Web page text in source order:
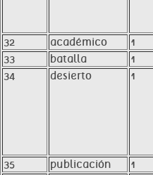
32 académico 1
33 batalla 1
34 desierto 1
35 publicación 1